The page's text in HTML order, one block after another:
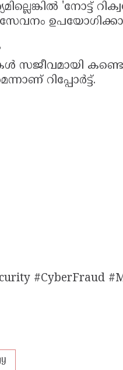
'നോട്ട്
സേവനം
റിപ്പോർട്ട്‌.
#CyberFraud